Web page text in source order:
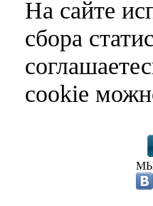
На сайте
сбора
cookie